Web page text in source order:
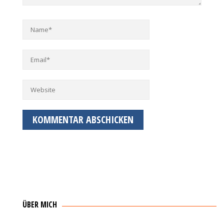
ÜBER MICH